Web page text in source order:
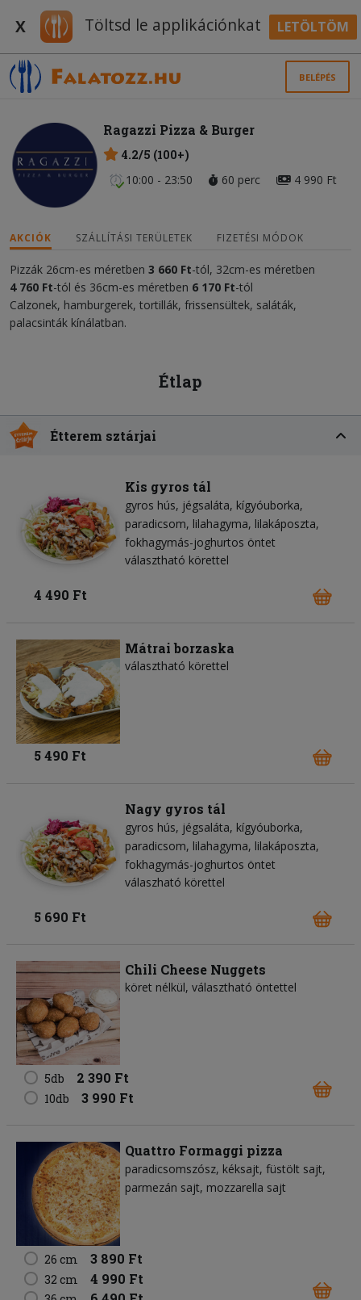
X Töltsd le applikációnkat LETÖLTÖM
BELÉPÉS
Ragazzi Pizza & Burger
4.2/5 (100+)
10:00 - 23:50
60 perc 4 990 Ft
AKCIÓK SZÁLLÍTÁSI TERÜLETEK FIZETÉSI MÓDOK
Pizzák 26cm-es méretben 3 660 Ft-tól, 32cm-es méretben
4760 Ft-tól és 36cm-es méretben 6 170 Ft-tól
Calzonek, hamburgerek, tortillák, frissensültek, saláták,
palacsinták kínálatban.
Étlap
Étterem sztárjai
Kis gyros tál
gyros hús jégsaláta kígyóuborka
paradicsom lilahagyma lilakáposzta
fokhagymás-joghurtos öntet
választható körettel
4 490 Ft
Mátrai borzaska
választható körettel
5 490 Ft
Nagy gyros tál
gyros hús jégsaláta kígyóuborka
paradicsom lilahagyma lilakáposzta
fokhagymás-joghurtos öntet
válaszható körettel
5 690 Ft
Chili Cheese Nuggets
köret nélkül, választható öntettel
5db 2 390 Ft
10db 3 990 Ft
Quattro Formaggi pizza
paradicsomszósz kéksajt füstölt sajt
parmezán sajt mozzarella sajt
26 cm 3 890 Ft
32 cm 4 990 Ft